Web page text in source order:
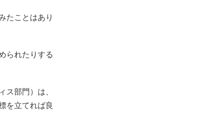
たことはあり
られたりする
ス部門）は、
を立てれば良